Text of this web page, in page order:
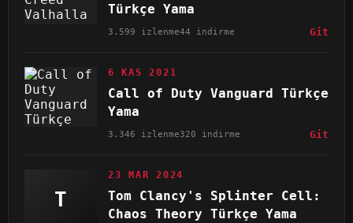
Türkçe Yama
3.599 izlenme44 indirme Git
6 KAS 2021
Call of Duty Vanguard Türkçe
Yama
3.346 izlenme320 indirme Git
T
23 MAR 2024
Tom Clancy's Splinter Cell:
Chaos Theory Türkçe Yama